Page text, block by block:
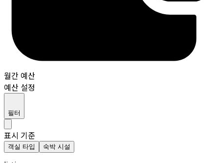
월간 예산
예산 설정
필터
표시 기준
객실 타입 숙박 시설